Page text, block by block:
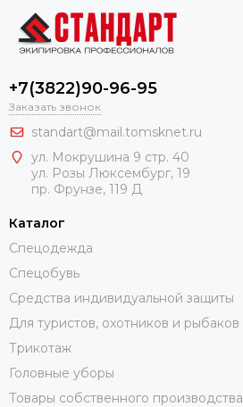
+7(3822)90-96-95
Заказать звонок
standart@mail.tomsknet.ru
ул. Мокрушина 9 стр. 40
ул. Розы Люксембург, 19
пр. Фрунзе, 119 Д
Каталог
Спецодежда
Спецобувь
Средства индивидуальной защиты
Для туристов, охотников и рыбаков
Трикотаж
Головные уборы
Товары собственного производства